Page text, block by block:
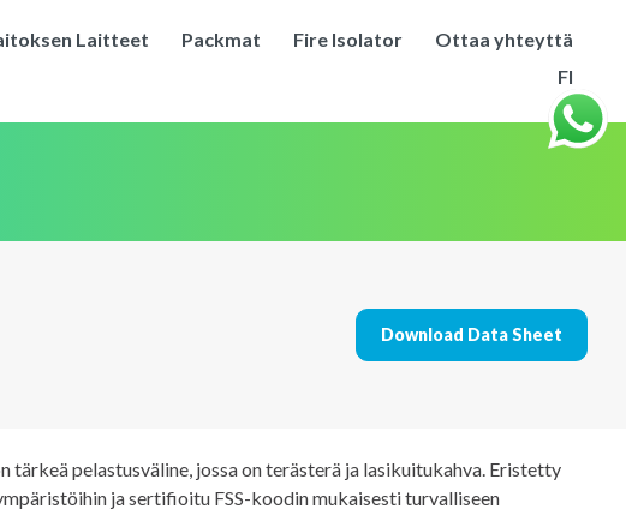
Laitteet Packmat Fire Isolator
Ottaa yhteyttä
FI
Download Data Sheet
tärkeä pelastusväline, jossa on terästerä ja lasikuitukahva. Eristetty
ja sertifioitu FSS-koodin mukaisesti turvalliseen